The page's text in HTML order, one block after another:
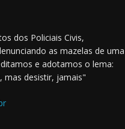
dos Policiais Civis,
as mazelas de uma
e adotamos o lema:
mas desistir, jamais"